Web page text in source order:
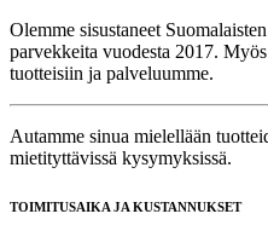
Olemme sisustaneet
parvekkeita vuodesta 2017.
tuotteisiin ja palveluumme.
Autamme sinua mielellään
mietityttävissä kysymyksissä.
TOIMITUSAIKA JA KUSTANNUKSET